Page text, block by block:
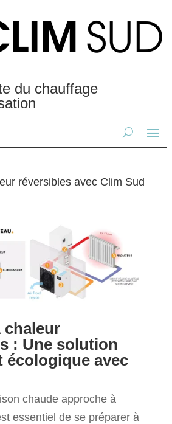
du chauffage
réversibles avec Clim Sud
chaleur
: Une solution
écologique avec
chaude approche à
essentiel de se préparer à